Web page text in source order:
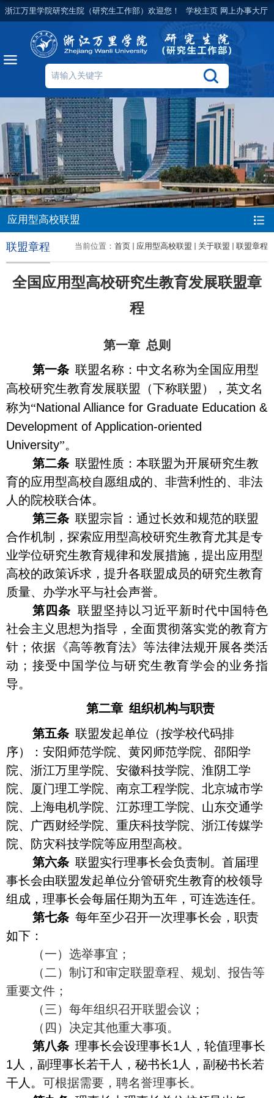
浙江万里学院研究生院（研究生工作部）欢迎您！ 学校主页 网上办事大厅
应用型高校联盟
当前位置： 首页 应用型高校联盟 关于联盟 联盟章程
联盟章程
全国应用型高校研究生教育发展联盟章
程
第一章 总则
第一条 联盟名称： 中文名称为全国应用型
高校研究生教育发展联盟（下称联盟），英文名
称为“National Alliance for Graduate Education &
Development of Application-oriented
University”。
第二条 联盟性质：本联盟为开展研究生教
育的应用型高校自愿组成的、非营利性的、非法
人的院校联合体。
第三条 联盟宗旨：通过长效和规范的联盟
合作机制，探索应用型高校研究生教育尤其是专
业学位研究生教育规律和发展措施，提出应用型
高校的政策诉求， 提升各联盟成员的研究生教育
质量、办学水平与社会声誉。
第四条 联盟坚持以习近平新时代中国特色
社会主义思想为指导，全面贯彻落实党的教育方
针；依据《高等教育法》等法律法规开展各类活
动；接受中国学位与研究生教育学会的业务指
导。
第二章 组织机构与职责
第五条 联盟发起单位（按学校代码排
序）：安阳师范学院、黄冈师范学院、邵阳学
院、浙江万里学院、安徽科技学院、淮阴工学
院、厦门理工学院、南京工程学院、北京城市学
院、上海电机学院、江苏理工学院、山东交通学
院、广西财经学院、重庆科技学院、浙江传媒学
院、防灾科技学院等应用型高校。
第六条 联盟实行理事长会负责制。首届理
事长会由联盟发起单位分管研究生教育的校领导
组成，理事长会每届任期为五年，可连选连任。
第七条 每年至少召开一次理事长会，职责
如下：
（一）选举事宜；
（二）制订和审定联盟章程、规划、报告等
重要文件；
（三）每年组织召开联盟会议；
（四）决定其他重大事项。
第八条 理事长会设理事长1 人，轮值理事长
1 人，副理事长若干人，秘书长1 人，副秘书长若
干人。 可根据需要，聘名誉理事长。